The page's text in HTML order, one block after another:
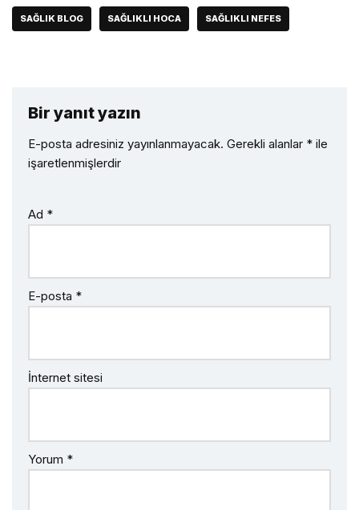
SAĞLIK BLOG SAĞLIKLI HOCA SAĞLIKLI NEFES
Bir yanıt yazın
E-posta adresiniz yayınlanmayacak. Gerekli alanlar * ile
işaretlenmişlerdir
Ad *
E-posta *
İnternet sitesi
Yorum *